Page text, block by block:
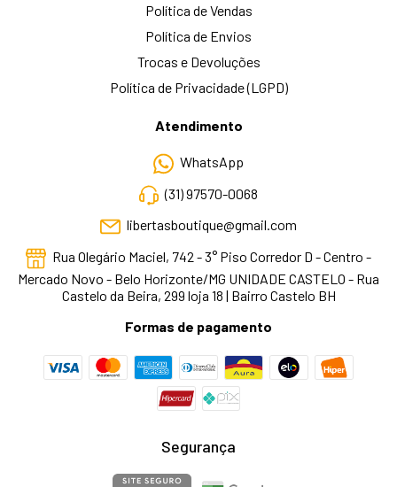
Política de Vendas
Política de Envios
Trocas e Devoluções
Política de Privacidade (LGPD)
Atendimento
WhatsApp
(31) 97570-0068
libertasboutique@gmail.com
Rua Olegário Maciel, 742 - 3° Piso Corredor D - Centro -
Mercado Novo - Belo Horizonte/MG UNIDADE CASTELO - Rua
Castelo da Beira, 299 loja 18 | Bairro Castelo BH
Formas de pagamento
Segurança